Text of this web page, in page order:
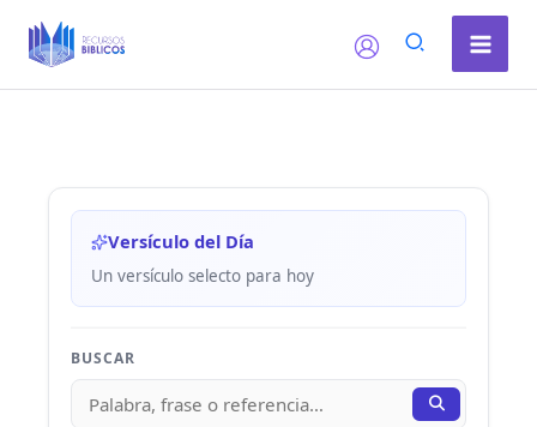
Versículo del Día
Un versículo selecto para hoy
BUSCAR